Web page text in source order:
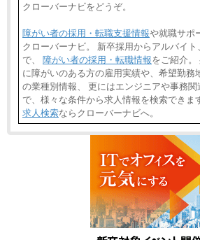
クローバーナビをどうぞ。
障がい者の採用・転職支援情報や就職サポ
クローバーナビ。 新卒採用からアルバイト
で、 障がい者の採用・転職情報をご紹介
に障がいのある方の雇用実績や、希望勤務
の業種別情報、 更にはエンジニアや事務関
で、様々な条件から求人情報を検索できま
求人検索ならクローバーナビへ。